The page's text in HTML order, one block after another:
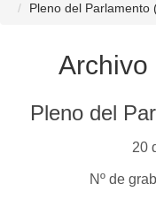
Pleno del Parlamento
Archivo
Pleno del
20
Nº de